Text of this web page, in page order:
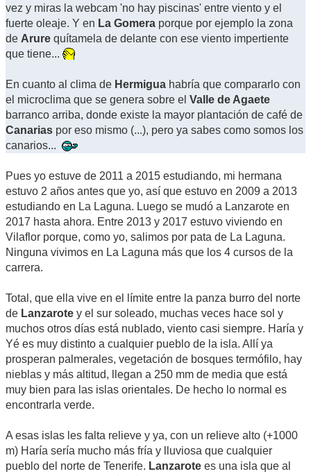
vez y miras la webcam 'no hay piscinas' entre viento y el
fuerte oleaje. Y en La Gomera porque por ejemplo la zona
de Arure quítamela de delante con ese viento impertiente
que tiene...
En cuanto al clima de Hermigua habría que compararlo con
el microclima que se genera sobre el Valle de Agaete
barranco arriba, donde existe la mayor plantación de café de
Canarias por eso mismo (...), pero ya sabes como somos los
canarios...
Pues yo estuve de 2011 a 2015 estudiando, mi hermana
estuvo 2 años antes que yo, así que estuvo en 2009 a 2013
estudiando en La Laguna. Luego se mudó a Lanzarote en
2017 hasta ahora. Entre 2013 y 2017 estuvo viviendo en
Vilaflor porque, como yo, salimos por pata de La Laguna.
Ninguna vivimos en La Laguna más que los 4 cursos de la
carrera.
Total, que ella vive en el límite entre la panza burro del norte
de Lanzarote y el sur soleado, muchas veces hace sol y
muchos otros días está nublado, viento casi siempre. Haría y
Yé es muy distinto a cualquier pueblo de la isla. Allí ya
prosperan palmerales, vegetación de bosques termófilo, hay
nieblas y más altitud, llegan a 250 mm de media que está
muy bien para las islas orientales. De hecho lo normal es
encontrarla verde.
A esas islas les falta relieve y ya, con un relieve alto (+1000
m) Haría sería mucho más fría y lluviosa que cualquier
pueblo del norte de Tenerife. Lanzarote es una isla que al